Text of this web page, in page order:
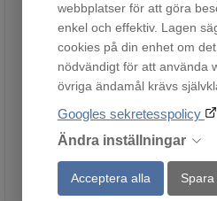
webbplatser för att göra
enkel och effektiv. Lagen
cookies på din enhet om
nödvändigt för att använda
övriga ändamål krävs
Googles sekretesspolicy
Ändra inställningar
Acceptera alla Spara
1205SUB600
Fjärrlager
10 975 :-